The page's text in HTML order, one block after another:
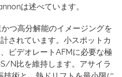
は述べています。
つ高分解能のイメージングを
されています。小スポットカ
ビデオレートAFMに必要な極
N比を維持します。アサイラ